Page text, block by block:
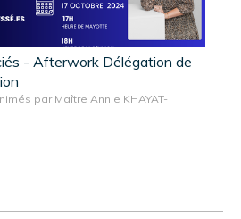
- Afterwork Délégation de
par Maître Annie KHAYAT-